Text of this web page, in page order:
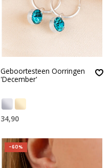
Geboortesteen Oorringen
'December'
34,90
-60%